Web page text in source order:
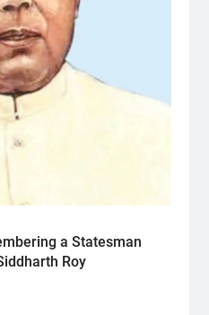
a Statesman
Roy